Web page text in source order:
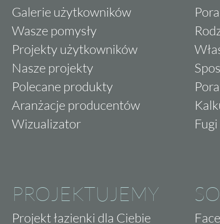
Galerie użytkowników
Wasze pomysły
Projekty użytkowników
Nasze projekty
Polecane produkty
Aranżacje producentów
Wizualizator
PROJEKTUJEMY
Projekt łazienki dla Ciebie